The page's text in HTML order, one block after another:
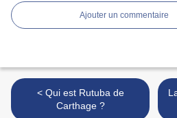
Ajouter un commentaire
< Qui est Rutuba de
Carthage ?